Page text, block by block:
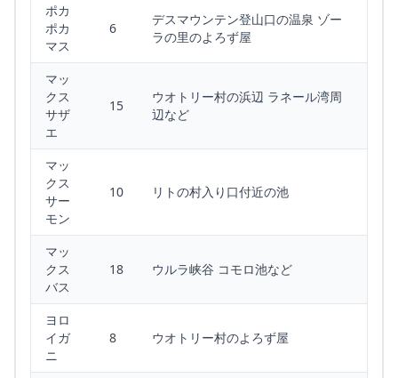
ポカ
ポカ
マス
6
デスマウンテン登山口の温泉 ゾー
ラの里のよろず屋
マッ
クス
サザ
エ
15
ウオトリー村の浜辺 ラネール湾周
辺など
マッ
クス
サー
モン
10 リトの村入り口付近の池
マッ
クス
バス
18 ウルラ峡谷 コモロ池など
ヨロ
イガ
ニ
8 ウオトリー村のよろず屋